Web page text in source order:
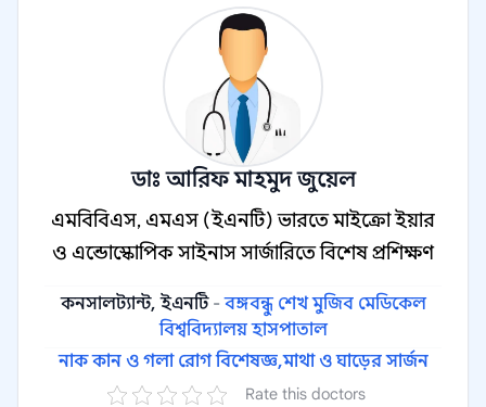
ডাঃ আরিফ মাহমুদ জুয়েল
এমবিবিএস, এমএস (ইএনটি) ভারতে মাইক্রো ইয়ার
ও এন্ডোস্কোপিক সাইনাস সার্জারিতে বিশেষ প্রশিক্ষণ
কনসালট্যান্ট, ইএনটি -বঙ্গবন্ধু শেখ মুজিব মেডিকেল
বিশ্ববিদ্যালয় হাসপাতাল
নাক কান ও গলা রোগ বিশেষজ্ঞ,মাথা ও ঘাড়ের সার্জন
Rate this doctors